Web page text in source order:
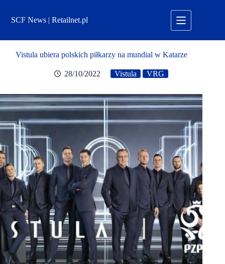
treściSCF News | Retailnet.pl
Vistula ubiera polskich piłkarzy na mundial w Katarze
28/10/2022 Vistula VRG